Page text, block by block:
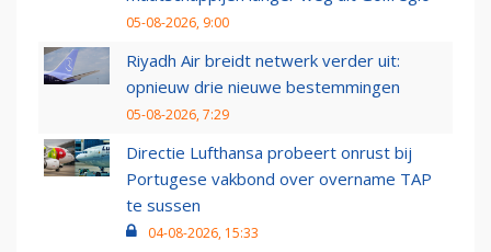
05-08-2026, 9:00
Riyadh Air breidt netwerk verder uit:
opnieuw drie nieuwe bestemmingen
05-08-2026, 7:29
Directie Lufthansa probeert onrust bij
Portugese vakbond over overname TAP
te sussen
04-08-2026, 15:33